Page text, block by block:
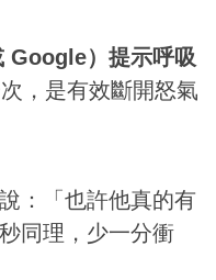
Google）提示呼吸
，是有效斷開怒氣
：「也許他真的有
同理，少一分衝